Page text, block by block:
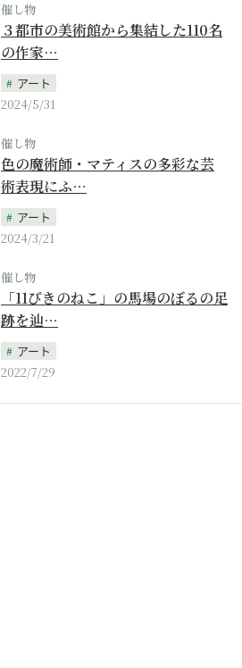
催し物
３都市の美術館から集結した110名
の作家…
アート
2024/5/31
催し物
色の魔術師・マティスの多彩な芸
術表現にふ…
アート
2024/3/21
催し物
「11ぴきのねこ」の馬場のぼるの足
跡を辿…
アート
2022/7/29